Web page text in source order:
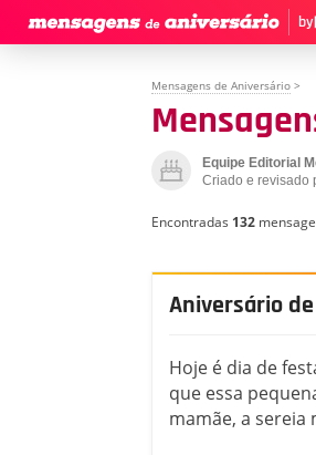
by
Mensagens de Aniversário >
Equipe Editorial
Criado e revisado
Encontradas 132
Aniversário
Hoje é dia de
que essa
mamãe, a sereia